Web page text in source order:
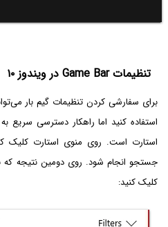
تنظیمات Game Bar در ویندوز ۱۰
استفاده کنید اما راهکار دسترسی سریع
استارت است. روی منوی استارت کلیک
جستجو انجام شود. روی دومین نتیجه
کلیک کنید: